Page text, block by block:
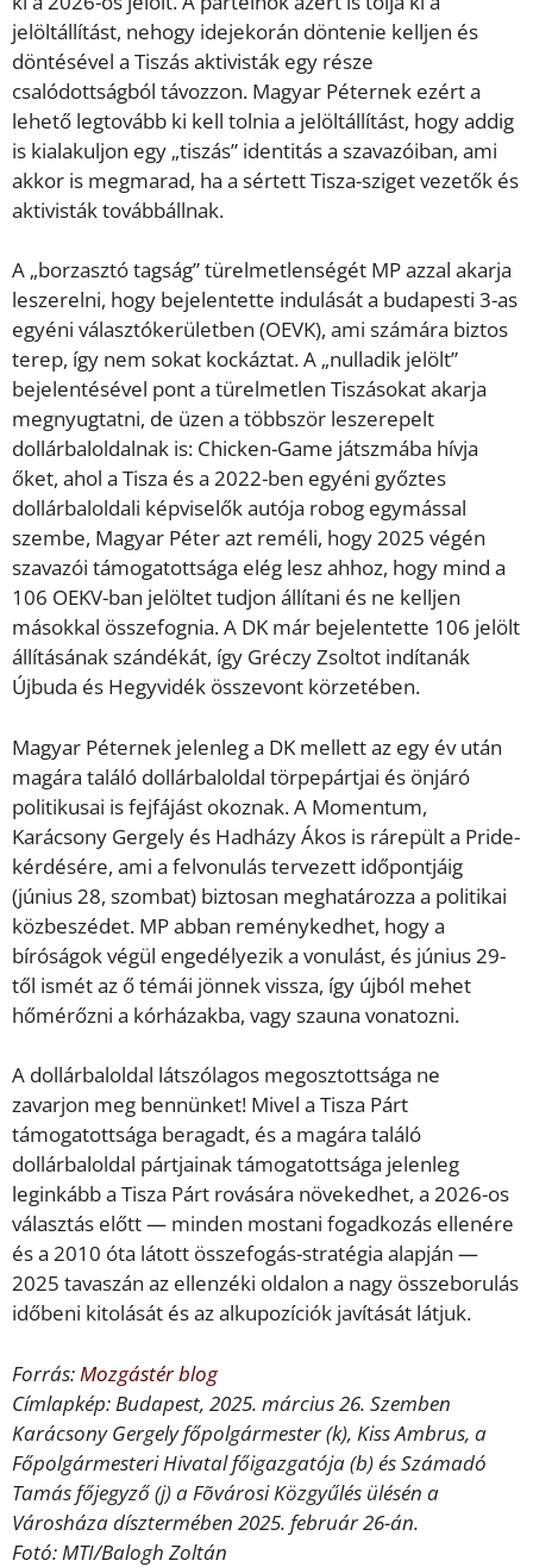
jelöltállítást, nehogy idejekorán döntenie kelljen és
döntésével a Tiszás aktivisták egy része
csalódottságból távozzon. Magyar Péternek ezért a
lehető legtovább ki kell tolnia a jelöltállítást, hogy addig
is kialakuljon egy „tiszás” identitás a szavazóiban, ami
akkor is megmarad, ha a sértett Tisza-sziget vezetők és
aktivisták továbbállnak.
A „borzasztó tagság” türelmetlenségét MP azzal akarja
leszerelni, hogy bejelentette indulását a budapesti 3-as
egyéni választókerületben (OEVK), ami számára biztos
terep, így nem sokat kockáztat. A „nulladik jelölt”
bejelentésével pont a türelmetlen Tiszásokat akarja
megnyugtatni, de üzen a többször leszerepelt
dollárbaloldalnak is: Chicken-Game játszmába hívja
őket, ahol a Tisza és a 2022-ben egyéni győztes
dollárbaloldali képviselők autója robog egymással
szembe, Magyar Péter azt reméli, hogy 2025 végén
szavazói támogatottsága elég lesz ahhoz, hogy mind a
106 OEKV-ban jelöltet tudjon állítani és ne kelljen
másokkal összefognia. A DK már bejelentette 106 jelölt
állításának szándékát, így Gréczy Zsoltot indítanák
Újbuda és Hegyvidék összevont körzetében.
Magyar Péternek jelenleg a DK mellett az egy év után
magára találó dollárbaloldal törpepártjai és önjáró
politikusai is fejfájást okoznak. A Momentum,
Karácsony Gergely és Hadházy Ákos is rárepült a Pride-
kérdésére, ami a felvonulás tervezett időpontjáig
(június 28, szombat) biztosan meghatározza a politikai
közbeszédet. MP abban reménykedhet, hogy a
bíróságok végül engedélyezik a vonulást, és június 29-
től ismét az ő témái jönnek vissza, így újból mehet
hőmérőzni a kórházakba, vagy szauna vonatozni.
A dollárbaloldal látszólagos megosztottsága ne
zavarjon meg bennünket! Mivel a Tisza Párt
támogatottsága beragadt, és a magára találó
dollárbaloldal pártjainak támogatottsága jelenleg
leginkább a Tisza Párt rovására növekedhet, a 2026-os
választás előtt — minden mostani fogadkozás ellenére
és a 2010 óta látott összefogás-stratégia alapján —
2025 tavaszán az ellenzéki oldalon a nagy összeborulás
időbeni kitolását és az alkupozíciók javítását látjuk.
Forrás:Mozgástér blog
Címlapkép: Budapest, 2025. március 26. Szemben
Karácsony Gergely főpolgármester (k), Kiss Ambrus, a
Főpolgármesteri Hivatal főigazgatója (b) és Számadó
Tamás főjegyző (j) a Fõvárosi Közgyűlés ülésén a
Városháza dísztermében 2025. február 26-án.
Fotó: MTI/Balogh Zoltán